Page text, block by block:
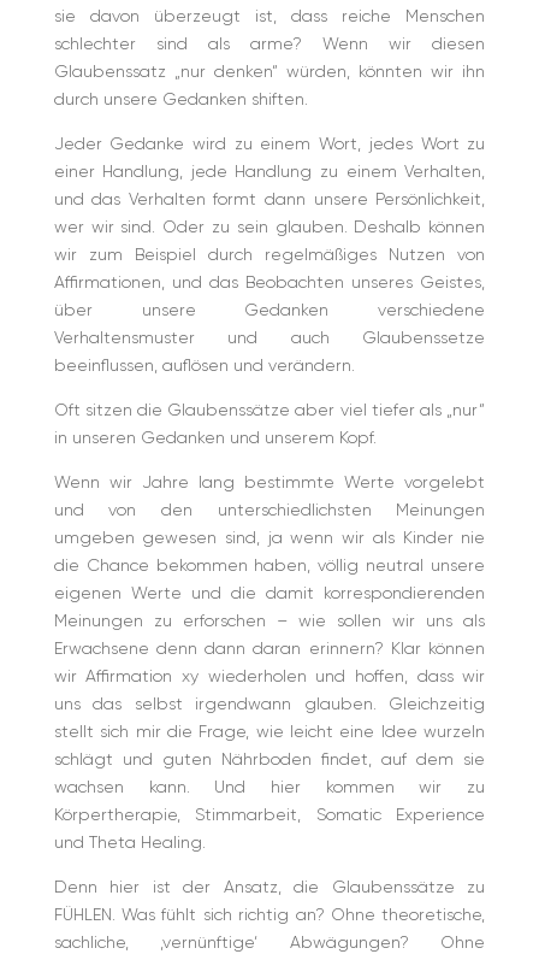
sie davon überzeugt ist, dass reiche Menschen
schlechter sind als arme? Wenn wir diesen
Glaubenssatz „nur denken“ würden, könnten wir ihn
durch unsere Gedanken shiften.
Jeder Gedanke wird zu einem Wort, jedes Wort zu
einer Handlung, jede Handlung zu einem Verhalten,
und das Verhalten formt dann unsere Persönlichkeit,
wer wir sind. Oder zu sein glauben. Deshalb können
wir zum Beispiel durch regelmäßiges Nutzen von
Affirmationen, und das Beobachten unseres Geistes,
über unsere Gedanken verschiedene
Verhaltensmuster und auch Glaubenssetze
beeinflussen, auflösen und verändern.
Oft sitzen die Glaubenssätze aber viel tiefer als „nur“
in unseren Gedanken und unserem Kopf.
Wenn wir Jahre lang bestimmte Werte vorgelebt
und von den unterschiedlichsten Meinungen
umgeben gewesen sind, ja wenn wir als Kinder nie
die Chance bekommen haben, völlig neutral unsere
eigenen Werte und die damit korrespondierenden
Meinungen zu erforschen – wie sollen wir uns als
Erwachsene denn dann daran erinnern? Klar können
wir Affirmation xy wiederholen und hoffen, dass wir
uns das selbst irgendwann glauben. Gleichzeitig
stellt sich mir die Frage, wie leicht eine Idee wurzeln
schlägt und guten Nährboden findet, auf dem sie
wachsen kann. Und hier kommen wir zu
Körpertherapie, Stimmarbeit, Somatic Experience
und Theta Healing.
Denn hier ist der Ansatz, die Glaubenssätze zu
FÜHLEN. Was fühlt sich richtig an? Ohne theoretische,
sachliche, ,vernünftige‘ Abwägungen? Ohne